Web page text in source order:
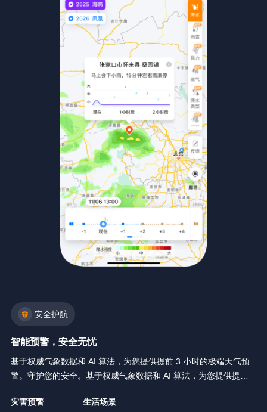
安全护航
智能预警，安全无忧
基于权威气象数据和 AI 算法，为您提供提前 3 小时的极端天气预
警。守护您的安全。基于权威气象数据和 AI 算法，为您提供提前 3
灾害预警
生活场景